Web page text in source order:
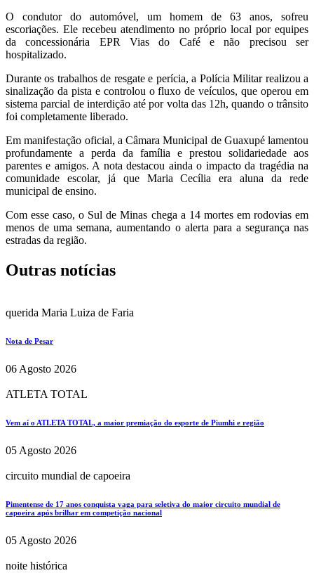
O condutor do automóvel, um homem de 63 anos, sofreu
escoriações. Ele recebeu atendimento no próprio local por equipes
da concessionária EPR Vias do Café e não precisou ser
hospitalizado.
Durante os trabalhos de resgate e perícia, a Polícia Militar realizou a
sinalização da pista e controlou o fluxo de veículos, que operou em
sistema parcial de interdição até por volta das 12h, quando o trânsito
foi completamente liberado.
Em manifestação oficial, a Câmara Municipal de Guaxupé lamentou
profundamente a perda da família e prestou solidariedade aos
parentes e amigos. A nota destacou ainda o impacto da tragédia na
comunidade escolar, já que Maria Cecília era aluna da rede
municipal de ensino.
Com esse caso, o Sul de Minas chega a 14 mortes em rodovias em
menos de uma semana, aumentando o alerta para a segurança nas
estradas da região.
Outras notícias
querida Maria Luiza de Faria
Nota de Pesar
06 Agosto 2026
ATLETA TOTAL
Vem aí o ATLETA TOTAL, a maior premiação do esporte de Piumhi e região
05 Agosto 2026
circuito mundial de capoeira
Pimentense de 17 anos conquista vaga para seletiva do maior circuito mundial de
capoeira após brilhar em competição nacional
05 Agosto 2026
noite histórica